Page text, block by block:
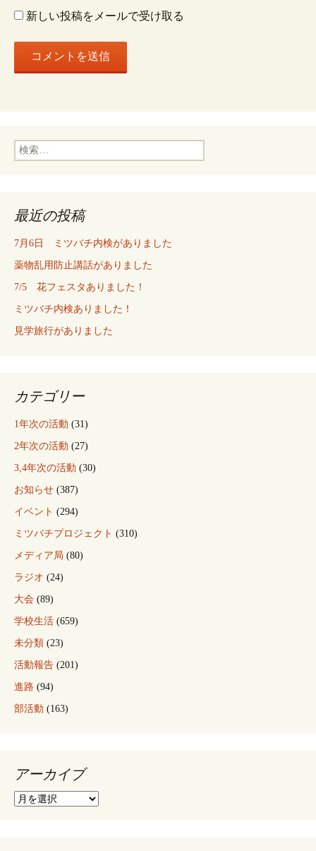
新しい投稿をメールで受け取る
検
索:
最近の投稿
7月6日 ミツバチ内検がありました
薬物乱用防止講話がありました
7/5 花フェスタありました！
ミツバチ内検ありました！
見学旅行がありました
カテゴリー
1年次の活動 (31)
2年次の活動 (27)
3,4年次の活動 (30)
お知らせ (387)
イベント (294)
ミツバチプロジェクト (310)
メディア局 (80)
ラジオ (24)
大会 (89)
学校生活 (659)
未分類 (23)
活動報告 (201)
進路 (94)
部活動 (163)
アーカイブ
ア